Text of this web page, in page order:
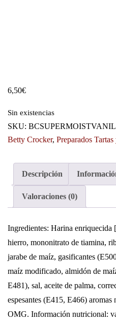
6,50€
Sin existencias
SKU:
Betty Crocker, Preparados
Descripción
Valoraciones (0)
Ingredientes: Harina enriquecida
hierro, mononitrato de tiamina,
jarabe de maíz, gasificantes
maíz modificado, almidón de
E481), sal, aceite de palma,
espesantes (E415, E466) aromas
OMG. Información nutricional: